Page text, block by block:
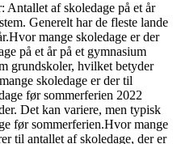
Antallet af skoledage på et år
Generelt har de fleste lande
mange skoledage er der
på et år på et gymnasium
grundskoler, hvilket betyder
skoledage er der til
før sommerferien 2022
Det kan variere, men typisk
før sommerferien.Hvor mange
til antallet af skoledage, der er